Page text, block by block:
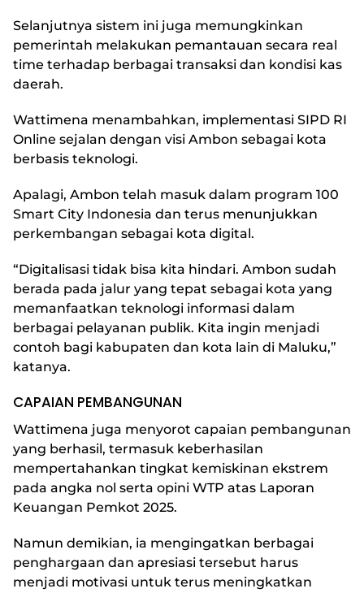
Selanjutnya sistem ini juga memungkinkan
pemerintah melakukan pemantauan secara real
time terhadap berbagai transaksi dan kondisi kas
daerah.
Wattimena menambahkan, implementasi SIPD RI
Online sejalan dengan visi Ambon sebagai kota
berbasis teknologi.
Apalagi, Ambon telah masuk dalam program 100
Smart City Indonesia dan terus menunjukkan
perkembangan sebagai kota digital.
“Digitalisasi tidak bisa kita hindari. Ambon sudah
berada pada jalur yang tepat sebagai kota yang
memanfaatkan teknologi informasi dalam
berbagai pelayanan publik. Kita ingin menjadi
contoh bagi kabupaten dan kota lain di Maluku,”
katanya.
CAPAIAN PEMBANGUNAN
Wattimena juga menyorot capaian pembangunan
yang berhasil, termasuk keberhasilan
mempertahankan tingkat kemiskinan ekstrem
pada angka nol serta opini WTP atas Laporan
Keuangan Pemkot 2025.
Namun demikian, ia mengingatkan berbagai
penghargaan dan apresiasi tersebut harus
menjadi motivasi untuk terus meningkatkan